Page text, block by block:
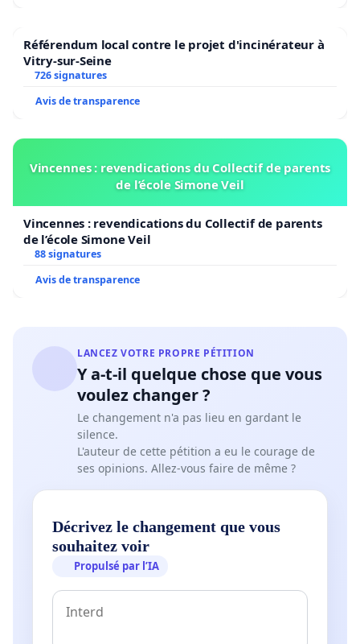
Référendum local contre le projet d'incinérateur à
Vitry-sur-Seine
726 signatures
Avis de transparence
Vincennes : revendications du Collectif de parents
de l’école Simone Veil
Vincennes : revendications du Collectif de parents
de l’école Simone Veil
88 signatures
Avis de transparence
LANCEZ VOTRE PROPRE PÉTITION
Y a-t-il quelque chose que vous
voulez changer ?
Le changement n'a pas lieu en gardant le
silence.
L'auteur de cette pétition a eu le courage de
ses opinions. Allez-vous faire de même ?
Décrivez le changement que vous
souhaitez voir
Propulsé par l’IA